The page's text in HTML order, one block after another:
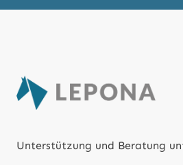
Unterstützung und Beratung